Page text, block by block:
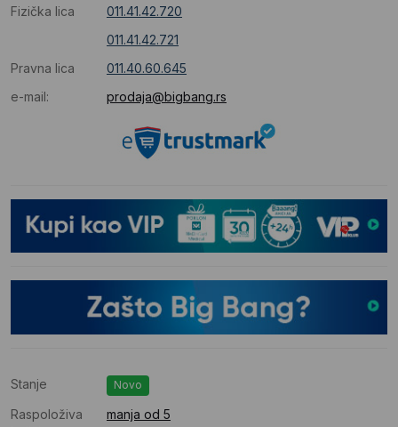
Fizička lica
011.41.42.720
011.41.42.721
Pravna lica
011.40.60.645
e-mail:
prodaja@bigbang.rs
Stanje Novo
Raspoloživa
manja od 5